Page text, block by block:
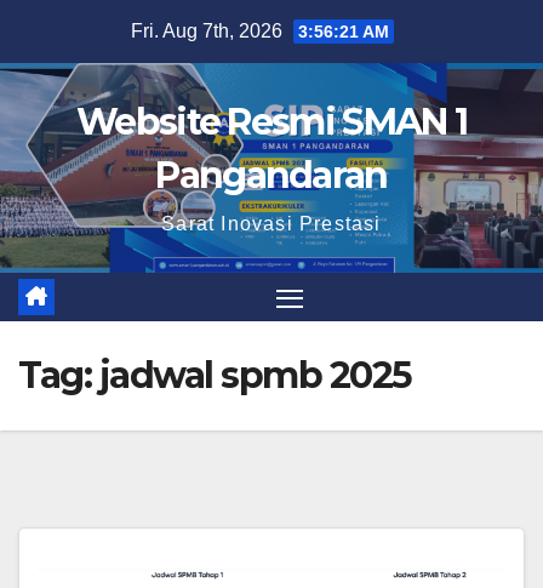
content
Fri. Aug 7th, 2026 3:56:21 AM
Website Resmi SMAN 1
Pangandaran
Sarat Inovasi Prestasi
Tag: jadwal spmb 2025